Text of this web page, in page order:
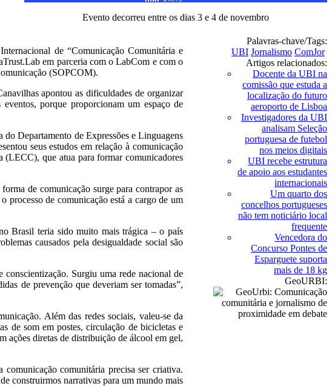
Evento decorreu entre os dias 3 e 4 de novembro
de “Comunicação Comunitária e
em parceria com o LabCom e com o
(SOPCOM).
apontou as dificuldades de organizar
porque proporcionam um espaço de
Departamento de Expressões e Linguagens
seus estudos em relação à comunicação
que atua para formar comunicadores
de comunicação surge para contrapor as
processo de comunicação está a cargo de um
Brasil teria sido muito mais trágica – o país
causados pela desigualdade social são
Surgiu uma rede nacional de
de prevenção que deveriam ser tomadas”,
Além das redes sociais, valeu-se da
de som em postes, circulação de bicicletas e
ações diretas de distribuição de álcool em gel,
comunitária precisa ser criativa.
construirmos narrativas para um mundo mais
Palavras-chave/Tags:
UBI Jornalismo ComJor
Artigos relacionados:
Docente da UBI na
comissão que estuda a
localização do futuro
aeroporto de Lisboa
Investigadores da UBI
analisam Seleção
portuguesa de futebol
nos meios digitais
UBI recebe estrutura
de apoio aos estudantes
internacionais
Um quarto dos
concelhos portugueses
não tem noticiário local
frequente
Vencedora do
Concurso Pontes de
Esparguete suporta
mais de 18 kg
GeoURBI: